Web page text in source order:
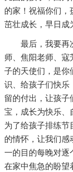
的家！祝福你们，
茁壮成长，早日成
最后，我要再
师、焦阳老师、寇
子的天使们，是你
识、给孩子们快乐
留的付出，让孩子
宝，成长为快乐、
为了给孩子排练节
的情怀，让我们感
一的目的每晚对逐
在家中焦急的盼望